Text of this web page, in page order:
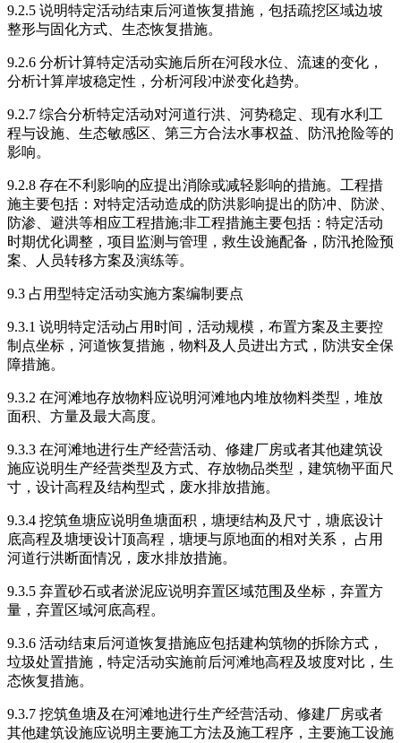
9.2.5 说明特定活动结束后河道恢复措施，包括疏挖区域边坡
整形与固化方式、生态恢复措施。
9.2.6 分析计算特定活动实施后所在河段水位、流速的变化，
分析计算岸坡稳定性，分析河段冲淤变化趋势。
9.2.7 综合分析特定活动对河道行洪、河势稳定、现有水利工
程与设施、生态敏感区、第三方合法水事权益、防汛抢险等的
影响。
9.2.8 存在不利影响的应提出消除或减轻影响的措施。工程措
施主要包括：对特定活动造成的防洪影响提出的防冲、防淤、
防渗、避洪等相应工程措施;非工程措施主要包括：特定活动
时期优化调整，项目监测与管理，救生设施配备，防汛抢险预
案、人员转移方案及演练等。
9.3 占用型特定活动实施方案编制要点
9.3.1 说明特定活动占用时间，活动规模，布置方案及主要控
制点坐标，河道恢复措施，物料及人员进出方式，防洪安全保
障措施。
9.3.2 在河滩地存放物料应说明河滩地内堆放物料类型，堆放
面积、方量及最大高度。
9.3.3 在河滩地进行生产经营活动、修建厂房或者其他建筑设
施应说明生产经营类型及方式、存放物品类型，建筑物平面尺
寸，设计高程及结构型式，废水排放措施。
9.3.4 挖筑鱼塘应说明鱼塘面积，塘埂结构及尺寸，塘底设计
底高程及塘埂设计顶高程，塘埂与原地面的相对关系， 占用
河道行洪断面情况，废水排放措施。
9.3.5 弃置砂石或者淤泥应说明弃置区域范围及坐标，弃置方
量，弃置区域河底高程。
9.3.6 活动结束后河道恢复措施应包括建构筑物的拆除方式，
垃圾处置措施，特定活动实施前后河滩地高程及坡度对比，生
态恢复措施。
9.3.7 挖筑鱼塘及在河滩地进行生产经营活动、修建厂房或者
其他建筑设施应说明主要施工方法及施工程序，主要施工设施